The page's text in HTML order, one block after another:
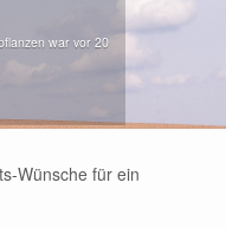
war vor 20
Wünsche für ein